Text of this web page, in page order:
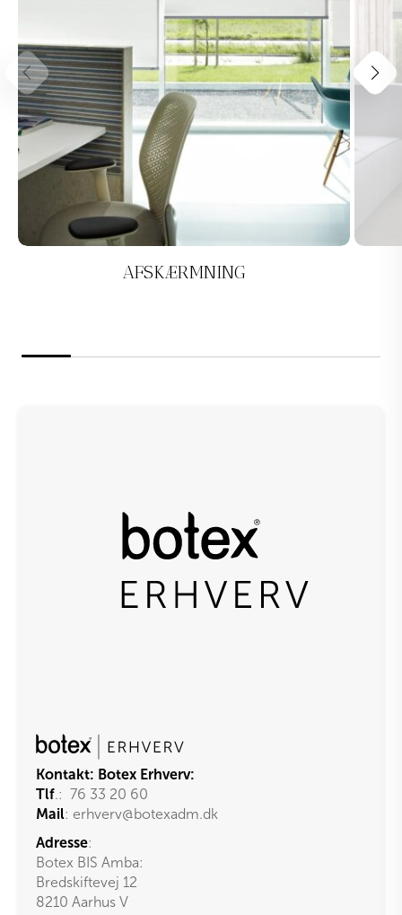
AFSKÆRMNING
Kontakt: Botex Erhverv:
Tlf.: 76 33 20 60
Mail: erhverv@botexadm.dk
Adresse:
Botex BIS Amba:
Bredskiftevej 12
8210 Aarhus V